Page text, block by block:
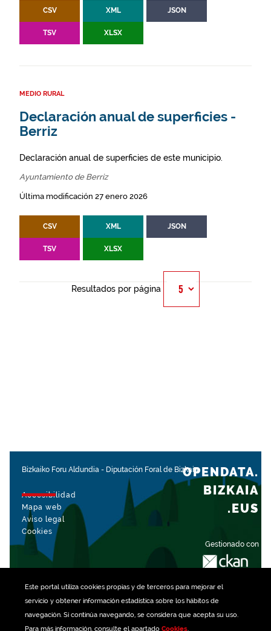
Este portal utiliza cookiespropias y de terceros para mejorar el
servicio y obtener información estadística sobre los hábitos de
navegación. Si continúa navegando, se considera que acepta su uso.
Para más información, consulte el apartado Cookies.
CSV XML JSON
TSV XLSX
MEDIO RURAL
Declaración anual de superficies -
Berriz
Declaración anual de superficies de este municipio.
Ayuntamiento de Berriz
Última modificación 27 enero 2026
CSV XML JSON
TSV XLSX
Resultados por página
Bizkaiko Foru Aldundia - Diputación Foral de Bizkaia
Accesibilidad
Mapa web
Aviso legal
Cookies
Gestionado con
OPENDATA.
BIZKAIA
.EUS